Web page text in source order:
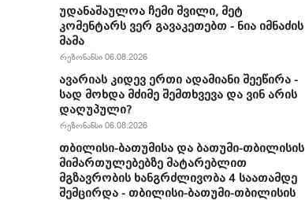
უდანაშაულოა ჩემი შვილი, მეტ
კომენტარს ვერ გავაკეთებთ - ნია იმნაძის
მამა
რეზონანსი 06.08.2026
ავარიას კიდევ ერთი ადამიანი შეეწირა -
სად მოხდა მძიმე შემთხვევა და ვინ არის
დაღუპული?
რეზონანსი 06.08.2026
თბილისი-ბათუმისა და ბათუმი-თბილისის
მიმართულებებზე მატარებლით
მგზავრობის ხანგრძლივობა 4 საათამდე
შემცირდა - თბილისი-ბათუმი-თბილისის